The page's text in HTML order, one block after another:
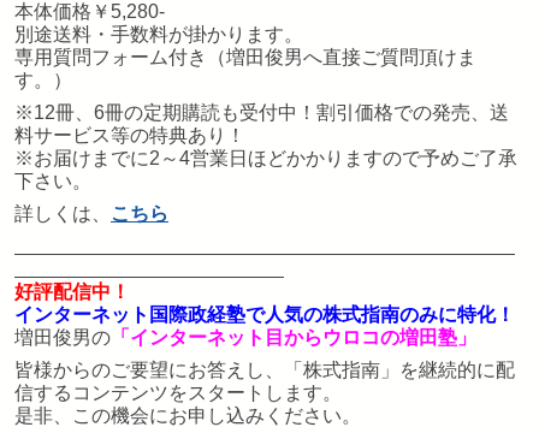
本体価格￥5,280-
別途送料・手数料が掛かります。
専用質問フォーム付き（増田俊男へ直接ご質問頂けま
す。）
※12冊、6冊の定期購読も受付中！割引価格での発売、送
料サービス等の特典あり！
※お届けまでに2～4営業日ほどかかりますので予めご了承
下さい。
詳しくは、
こちら
好評配信中！
インターネット国際政経塾で人気の株式指南のみに特化！
増田俊男の 「インターネット目からウロコの増田塾」
皆様からのご要望にお答えし、「株式指南」を継続的に配
信するコンテンツをスタートします。
是非、この機会にお申し込みください。